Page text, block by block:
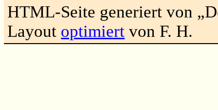
HTML-Seite generiert von
Layout optimiert von F. H.